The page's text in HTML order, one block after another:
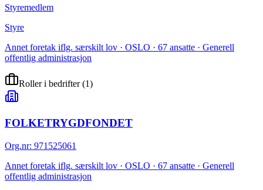
Styremedlem
Styre
Annet foretak iflg. særskilt lov · OSLO · 67 ansatte · Generell
offentlig administrasjon
Roller i bedrifter(1)
FOLKETRYGDFONDET
Org.nr: 971525061
Annet foretak iflg. særskilt lov · OSLO · 67 ansatte · Generell
offentlig administrasjon